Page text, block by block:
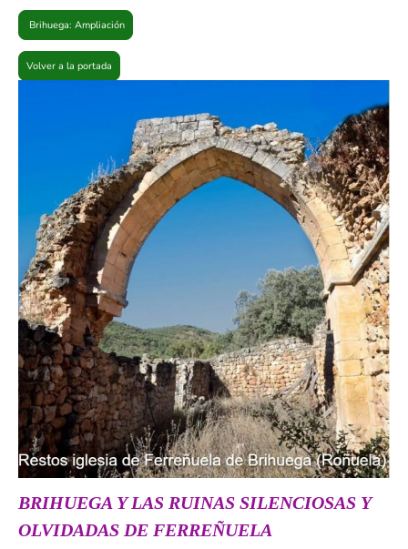
Brihuega: Ampliación
Volver a la portada
BRIHUEGA Y LAS RUINAS SILENCIOSAS Y
OLVIDADAS DE FERREÑUELA